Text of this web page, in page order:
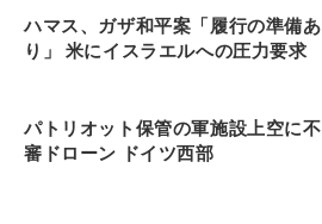
ハマス、ガザ和平案「履行の準備あ
り」 米にイスラエルへの圧力要求
パトリオット保管の軍施設上空に不
審ドローン ドイツ西部